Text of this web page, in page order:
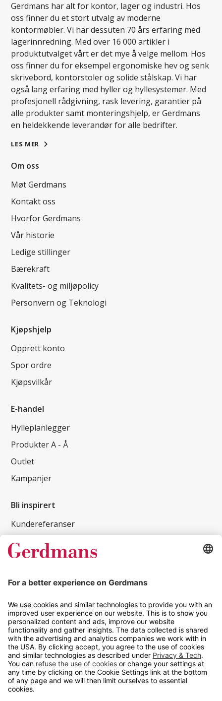
Gerdmans har alt for kontor, lager og industri. Hos
oss finner du et stort utvalg av moderne
kontormøbler. Vi har dessuten 70 års erfaring med
lagerinnredning. Med over 16 000 artikler i
produktutvalget vårt er det mye å velge mellom. Hos
oss finner du for eksempel ergonomiske hev og senk
skrivebord, kontorstoler og solide stålskap. Vi har
også lang erfaring med hyller og hyllesystemer. Med
profesjonell rådgivning, rask levering, garantier på
alle produkter samt monteringshjelp, er Gerdmans
en heldekkende leverandør for alle bedrifter.
LES MER
Om oss
Møt Gerdmans
Kontakt oss
Hvorfor Gerdmans
Vår historie
Ledige stillinger
Bærekraft
Kvalitets- og miljøpolicy
Personvern og Teknologi
Kjøpshjelp
Opprett konto
Spor ordre
Kjøpsvilkår
E-handel
Hylleplanlegger
Produkter A - Å
Outlet
Kampanjer
Bli inspirert
Kundereferanser
Magasin
Tips og guider
Kontakt
info@gerdmans.no
67 80 56 20
Åpningstid
Hverdager 08:00-16:00